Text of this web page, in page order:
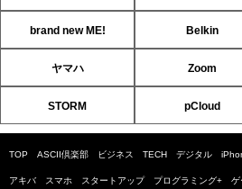
brand new ME! Belkin
ヤマハ Zoom
STORM pCloud
TOP ASCII倶楽部 ビジネス TECH デジタル
アキバ スマホ スタートアップ プログラミング+ ゲ